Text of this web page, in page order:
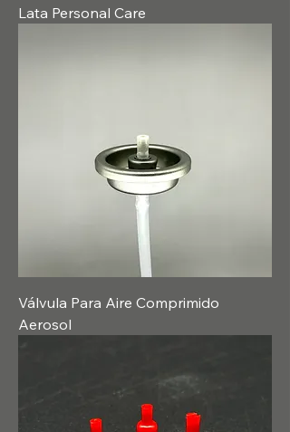
Lata Personal Care
Válvula Para Aire Comprimido
Aerosol